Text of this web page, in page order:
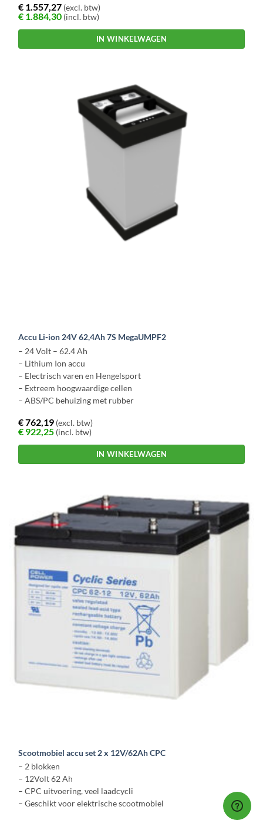
€ 1.557,27 (excl. btw)
€ 1.884,30 (incl. btw)
IN WINKELWAGEN
Accu Li-ion 24V 62,4Ah 7S MegaUMPF2
– 24 Volt – 62.4 Ah
– Lithium Ion accu
– Electrisch varen en Hengelsport
– Extreem hoogwaardige cellen
– ABS/PC behuizing met rubber
€762,19 (excl. btw)
€ 922,25 (incl. btw)
IN WINKELWAGEN
Scootmobiel accu set 2 x 12V/62Ah CPC
– 2 blokken
– 12Volt 62 Ah
– CPC uitvoering, veel laadcycli
– Geschikt voor elektrische scootmobiel